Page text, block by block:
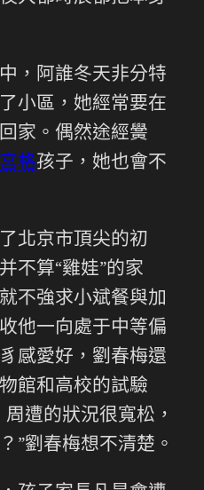
，阿誰冬天非分特
小區，她經常要在
家。偶然途經黌
格孩子，她也會不
北京市頂尖的初
不算“雞娃”的家
不強求小斌餐與加
他一向處于中等偏
感愛好，劉春梅還
館和高校的試驗
遭的狀況很寬松，
”劉春梅想不清楚。